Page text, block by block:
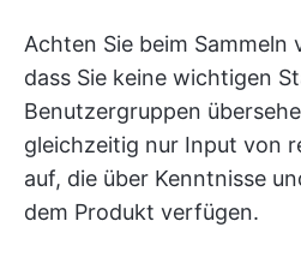
Achten Sie beim Sammeln
dass Sie keine wichtigen
Benutzergruppen
gleichzeitig nur Input von
auf, die über Kenntnisse
dem Produkt verfügen.